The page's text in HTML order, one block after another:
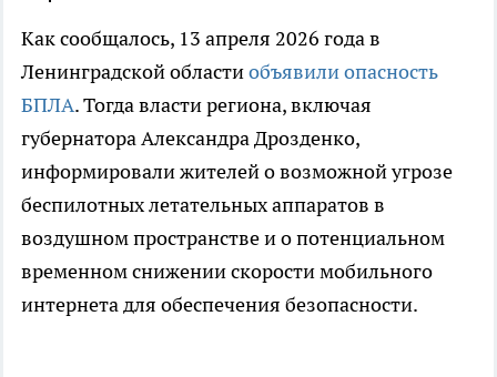
Как сообщалось, 13 апреля 2026 года в
Ленинградской областиобъявили опасность
БПЛА. Тогда власти региона, включая
губернатора Александра Дрозденко,
информировали жителей о возможной угрозе
беспилотных летательных аппаратов в
воздушном пространстве и о потенциальном
временном снижении скорости мобильного
интернета для обеспечения безопасности.